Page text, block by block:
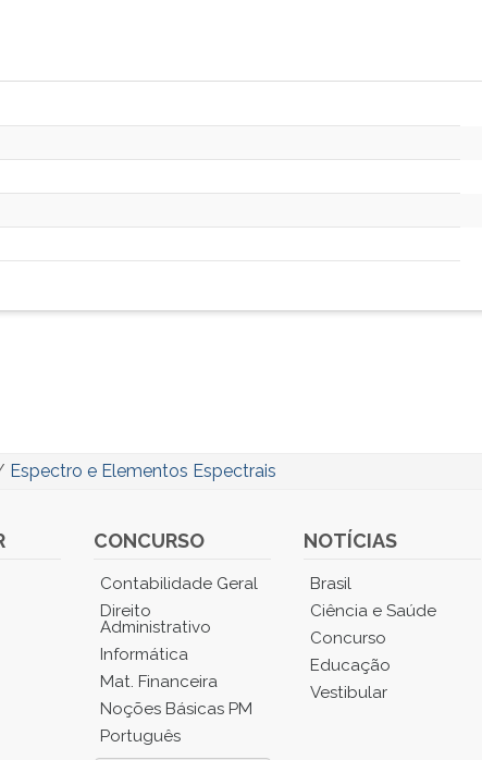
Espectro e Elementos Espectrais
CONCURSO
Contabilidade Geral
Direito
Administrativo
Informática
Mat. Financeira
Noções Básicas PM
Português
NOTÍCIAS
Brasil
Ciência e Saúde
Concurso
Educação
Vestibular